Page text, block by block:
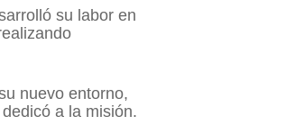
su labor en
nuevo entorno,
a la misión.